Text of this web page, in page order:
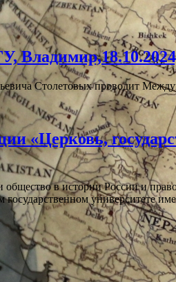
Столетовых проводит
«Церковь,
в истории России и
университете